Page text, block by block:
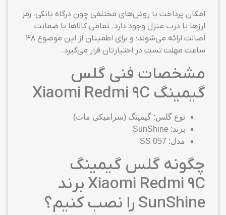
امکان پرداخت با روش‌های مختلفی چون درگاه بانکی، رمز
ارزها یا درب منزل وجود دارد. تمامی کالاها با ضمانت
اصالت ارائه می‌شوند؛ و برای اطمینان از این موضوع ۴۸
ساعت مهلت تست در اختیارتان قرار می‌گیرد.
مشخصات فنی گلس
گیمینگ Xiaomi Redmi 9C
نوع گلس: گیمینگ (سرامیکی مات)
برند: SunShine
مدل: SS 057
چگونه گلس گیمینگ
Xiaomi Redmi 9C برند
SunShine را نصب کنیم؟